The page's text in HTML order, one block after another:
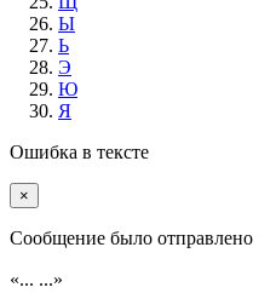
Ы
Ь
Э
Ю
Я
Ошибка в тексте
×
Cообщение было отправлено
«... ...»